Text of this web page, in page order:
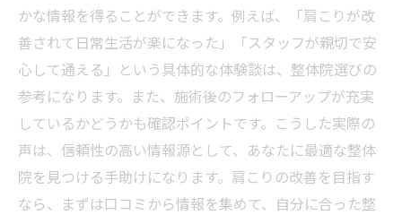
かな情報を得ることができます。例えば、「肩こりが改
善されて日常生活が楽になった」「スタッフが親切で安
心して通える」という具体的な体験談は、整体院選びの
参考になります。また、施術後のフォローアップが充実
しているかどうかも確認ポイントです。こうした実際の
声は、信頼性の高い情報源として、あなたに最適な整体
院を見つける手助けになります。肩こりの改善を目指す
なら、まずは口コミから情報を集めて、自分に合った整